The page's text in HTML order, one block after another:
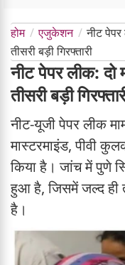
होम एजुकेशन
नीट पेपर
तीसरी बड़ी गिरफ्तारी
नीट पेपर लीक: दो
तीसरी बड़ी
नीट-यूजी पेपर लीक
मास्टरमाइंड, पीवी
किया है। जांच में पुणे
हुआ है, जिसमें जल्द ही
है।